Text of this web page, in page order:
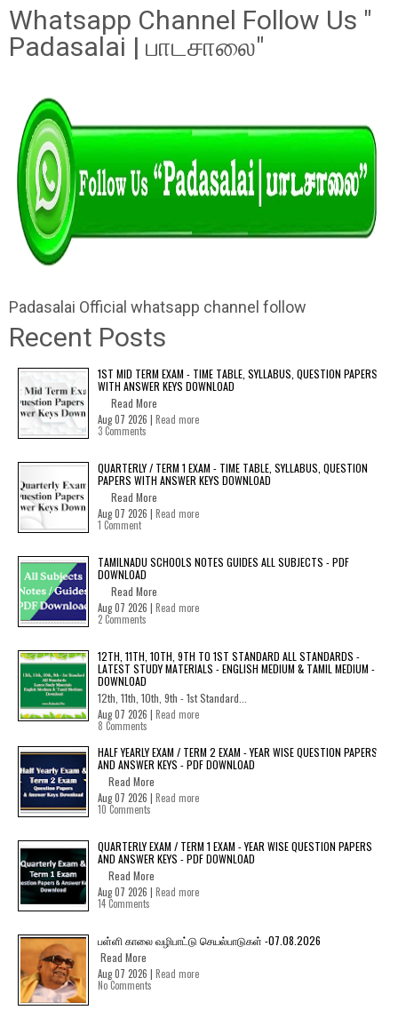
Whatsapp Channel Follow Us "
Padasalai | பாடசாலை"
Padasalai Official whatsapp channel follow
Recent Posts
1ST MID TERM EXAM - TIME TABLE, SYLLABUS, QUESTION PAPERS
WITH ANSWER KEYS DOWNLOAD
Read More
Aug 07 2026 | Read more
3 Comments
QUARTERLY / TERM 1 EXAM - TIME TABLE, SYLLABUS, QUESTION
PAPERS WITH ANSWER KEYS DOWNLOAD
Read More
Aug 07 2026 | Read more
1 Comment
TAMILNADU SCHOOLS NOTES GUIDES ALL SUBJECTS - PDF
DOWNLOAD
Read More
Aug 07 2026 | Read more
2 Comments
12TH, 11TH, 10TH, 9TH TO 1ST STANDARD ALL STANDARDS -
LATEST STUDY MATERIALS - ENGLISH MEDIUM & TAMIL MEDIUM -
DOWNLOAD
12th, 11th, 10th, 9th - 1st Standard...
Aug 07 2026 | Read more
8 Comments
HALF YEARLY EXAM / TERM 2 EXAM - YEAR WISE QUESTION PAPERS
AND ANSWER KEYS - PDF DOWNLOAD
Read More
Aug 07 2026 | Read more
10 Comments
QUARTERLY EXAM / TERM 1 EXAM - YEAR WISE QUESTION PAPERS
AND ANSWER KEYS - PDF DOWNLOAD
Read More
Aug 07 2026 | Read more
14 Comments
பள்ளி காலை வழிபாட்டு செயல்பாடுகள் -07.08.2026
Read More
Aug 07 2026 | Read more
No Comments